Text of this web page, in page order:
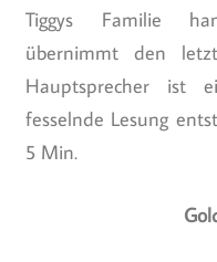
Tiggys Familie
übernimmt den
Hauptsprecher ist
fesselnde Lesung
5 Min.